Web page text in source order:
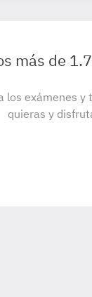
más de
los exámenes
quieras y